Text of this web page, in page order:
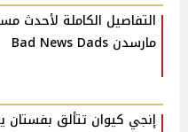
التفاصيل الكاملة لأحدث
مارسدن Bad News Dads
إنجي كيوان تتألق